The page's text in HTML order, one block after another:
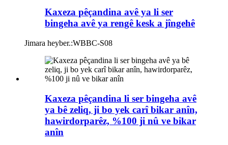
Kaxeza pêçandina avê ya li ser
bingeha avê ya rengê kesk a jîngehê
Jimara heyber.:WBBC-S08
Kaxeza pêçandina li ser bingeha avê
ya bê zeliq, ji bo yek carî bikar anîn,
hawirdorparêz, %100 ji nû ve bikar
anîn